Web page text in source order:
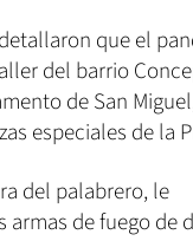
que el
del barrio
de San
especiales de la
del palabrero, le
armas de fuego de